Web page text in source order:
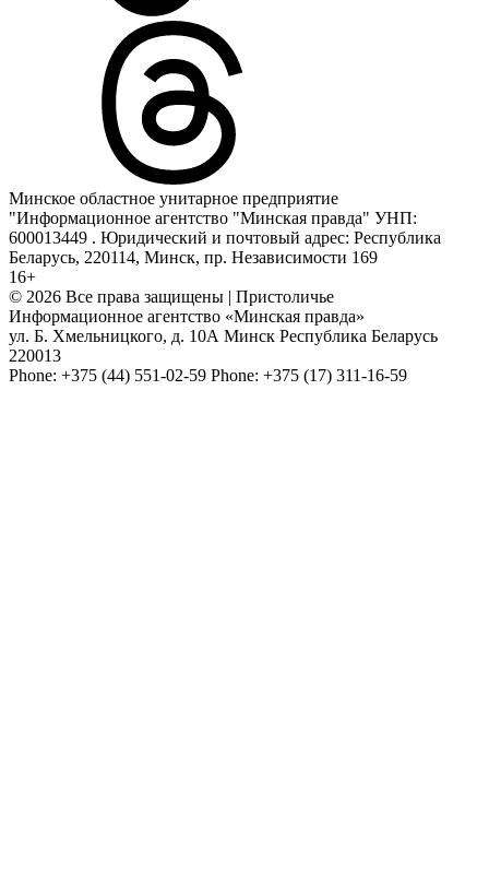
Минское областное унитарное предприятие
"Информационное агентство "Минская правда" УНП:
600013449 . Юридический и почтовый адрес: Республика
Беларусь, 220114, Минск, пр. Независимости 169
16+
© 2026 Все права защищены | Пристоличье
Информационное агентство «Минская правда»
ул. Б. Хмельницкого, д. 10А Минск Республика Беларусь
220013
Phone: +375 (44) 551-02-59 Phone: +375 (17) 311-16-59